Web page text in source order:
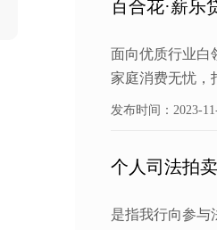
百合花·薪乐
面向优质行业白
家庭消费无忧，
发布时间：2023-
个人司法拍
是指我行向参与